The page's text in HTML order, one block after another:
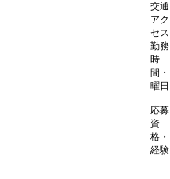
交通
アク
セス
勤務
時
間・
曜日
応募
資
格・
経験